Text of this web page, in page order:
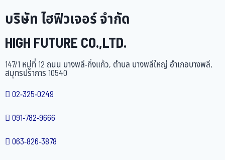
บริษัท ไฮฟิวเจอร์ จำกัด
HIGH FUTURE CO.,LTD.
147/1 หมู่ที่ 12 ถนน บางพลี-กิ่งแก้ว, ตำบล บางพลีใหญ่ อำเภอบางพลี,
สมุทรปราการ 10540
02-325-0249
091-782-9666
063-826-3878